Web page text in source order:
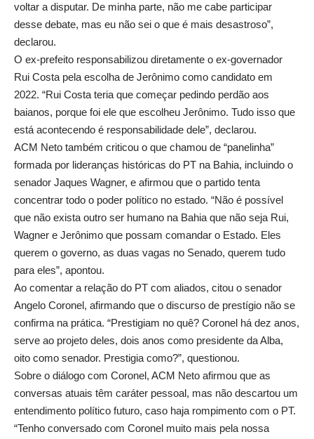
voltar a disputar. De minha parte, não me cabe participar
desse debate, mas eu não sei o que é mais desastroso”,
declarou.
O ex-prefeito responsabilizou diretamente o ex-governador
Rui Costa pela escolha de Jerônimo como candidato em
2022. “Rui Costa teria que começar pedindo perdão aos
baianos, porque foi ele que escolheu Jerônimo. Tudo isso que
está acontecendo é responsabilidade dele”, declarou.
ACM Neto também criticou o que chamou de “panelinha”
formada por lideranças históricas do PT na Bahia, incluindo o
senador Jaques Wagner, e afirmou que o partido tenta
concentrar todo o poder político no estado. “Não é possível
que não exista outro ser humano na Bahia que não seja Rui,
Wagner e Jerônimo que possam comandar o Estado. Eles
querem o governo, as duas vagas no Senado, querem tudo
para eles”, apontou.
Ao comentar a relação do PT com aliados, citou o senador
Angelo Coronel, afirmando que o discurso de prestígio não se
confirma na prática. “Prestigiam no quê? Coronel há dez anos,
serve ao projeto deles, dois anos como presidente da Alba,
oito como senador. Prestigia como?”, questionou.
Sobre o diálogo com Coronel, ACM Neto afirmou que as
conversas atuais têm caráter pessoal, mas não descartou um
entendimento político futuro, caso haja rompimento com o PT.
“Tenho conversado com Coronel muito mais pela nossa